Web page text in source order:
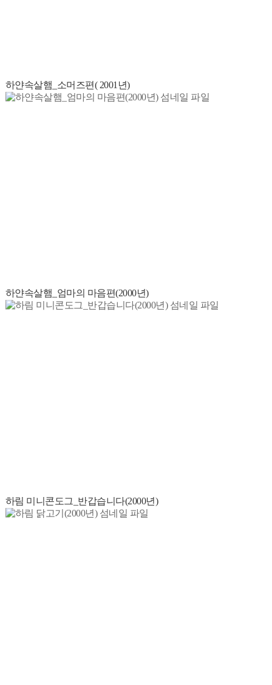
하얀속살햄_소머즈편( 2001년)
하얀속살햄_엄마의 마음편(2000년)
하림 미니콘도그_반갑습니다(2000년)